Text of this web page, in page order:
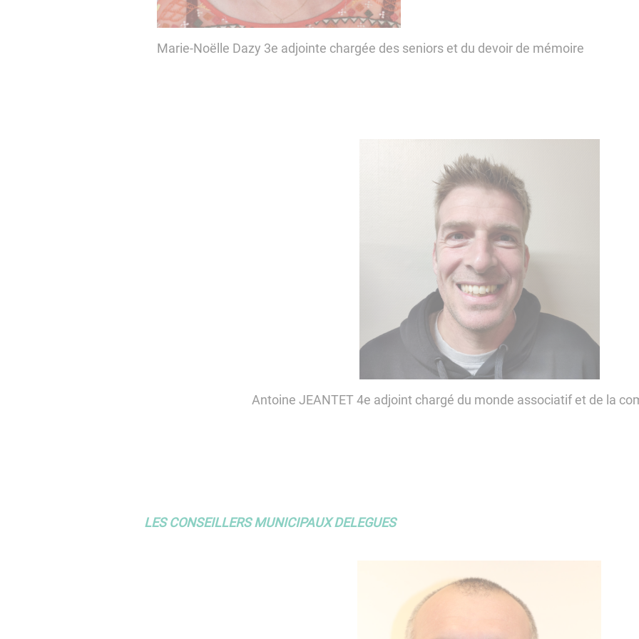
Marie-Noëlle Dazy 3e adjointe chargée des seniors et du devoir de mémoire
Antoine JEANTET 4e adjoint chargé du monde associatif et de la
LES CONSEILLERS MUNICIPAUX DELEGUES